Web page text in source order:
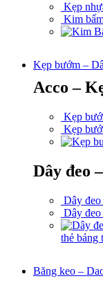
Kẹp
Kim
Kẹp bướm –
Acco –
Kẹp
Kẹp
Dây đeo
Dây đeo
Dây
thẻ bảng
Băng keo –